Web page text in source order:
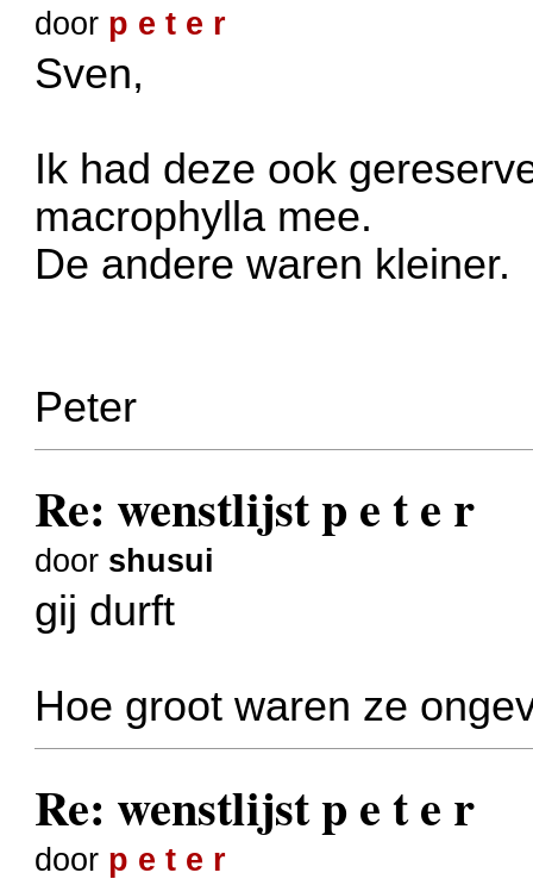
door p e t e r
Sven,
Ik had deze ook
macrophylla mee.
De andere waren kleiner.
Peter
Re: wenstlijst p e t e r
door shusui
gij durft
Hoe groot waren ze
Re: wenstlijst p e t e r
door p e t e r